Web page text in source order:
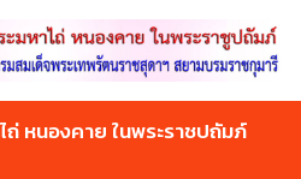
ถ่ หนองคาย ในพระราชปถัมภ์